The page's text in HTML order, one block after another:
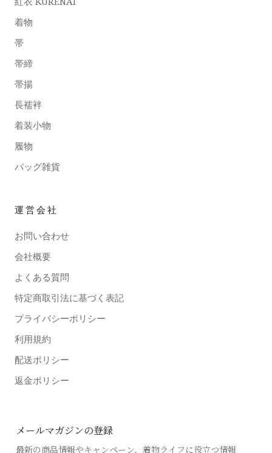
着物
帯
帯締
帯揚
長襦袢
着装小物
履物
バッグ雑貨
運営会社
お問い合わせ
会社概要
よくある質問
特定商取引法に基づく表記
プライバシーポリシー
利用規約
配送ポリシー
返金ポリシー
メールマガジンの登録
最新の商品情報やキャンペーン、着物ライフに役立つ情報